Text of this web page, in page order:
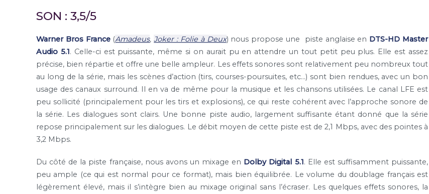
SON : 3,5/5
Warner Bros France (Amadeus,Joker : Folie à Deux) nous propose une piste anglaise en DTS-HD Master
Audio 5.1. Celle-ci est puissante, même si on aurait pu en attendre un tout petit peu plus. Elle est assez
précise, bien répartie et offre une belle ampleur. Les effets sonores sont relativement peu nombreux tout
au long de la série, mais les scènes d’action (tirs, courses-poursuites, etc…) sont bien rendues, avec un bon
usage des canaux surround. Il en va de même pour la musique et les chansons utilisées. Le canal LFE est
peu sollicité (principalement pour les tirs et explosions), ce qui reste cohérent avec l’approche sonore de
la série. Les dialogues sont clairs. Une bonne piste audio, largement suffisante étant donné que la série
repose principalement sur les dialogues. Le débit moyen de cette piste est de 2,1 Mbps, avec des pointes à
3,2 Mbps.
Du côté de la piste française, nous avons un mixage en Dolby Digital 5.1. Elle est suffisamment puissante,
peu ample (ce qui est normal pour ce format), mais bien équilibrée. Le volume du doublage français est
légèrement élevé, mais il s’intègre bien au mixage original sans l’écraser. Les quelques effets sonores, la